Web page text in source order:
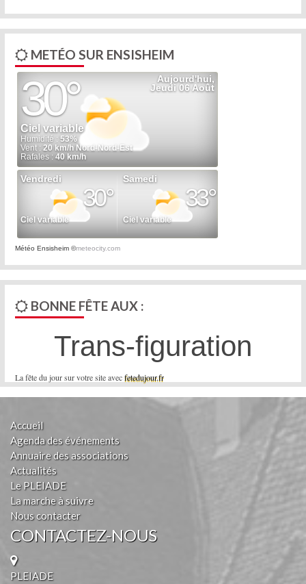
METÉO SUR ENSISHEIM
Météo Ensisheim ©meteocity.com
BONNE FÊTE AUX :
La fête du jour sur votre site avecfetedujour.fr
Trans-figuration
Accueil
Agenda des événements
Annuaire des associations
Actualités
Le PLEIADE
La marche à suivre
Nous contacter
CONTACTEZ-NOUS
PLEIADE